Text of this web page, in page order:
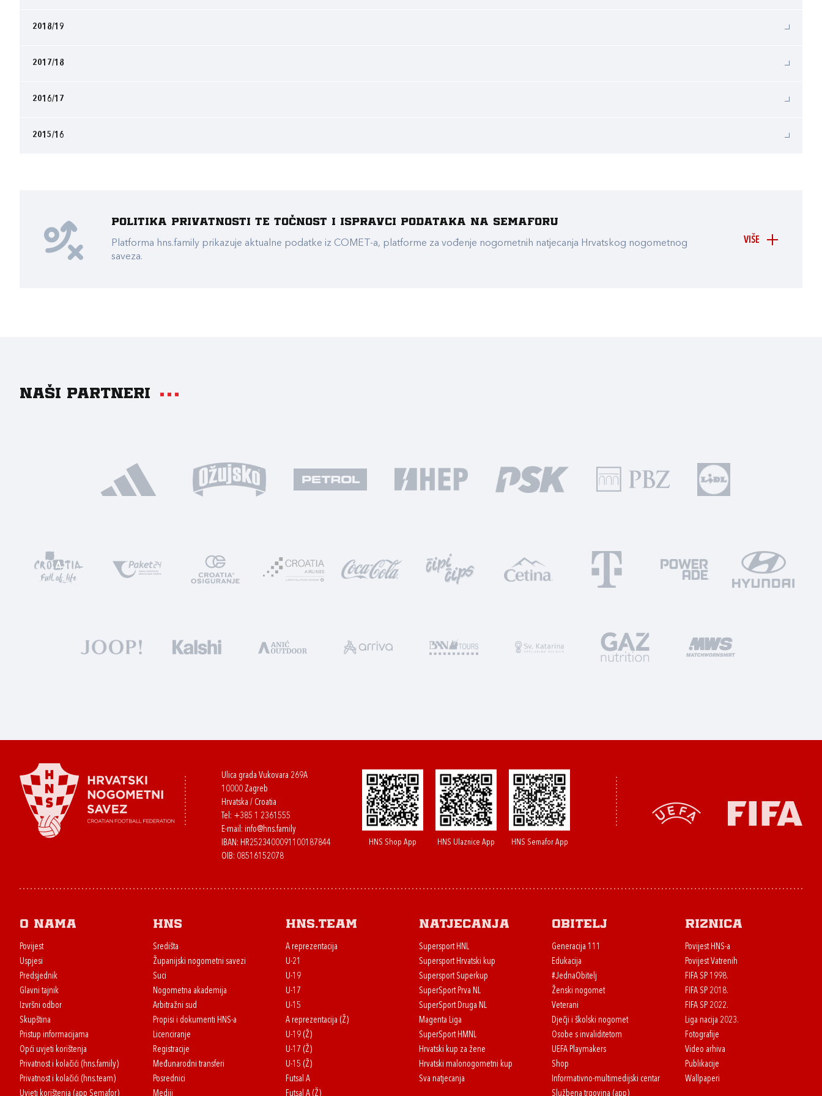
2018/19
2017/18
2016/17
2015/16
VIŠE
Politika privatnosti te točnost i ispravci podataka na Semaforu
Platforma hns.family prikazuje aktualne podatke iz COMET-a, platforme za vođenje nogometnih natjecanja Hrvatskog nogometnog
saveza.
Naši partneri
Ulica grada Vukovara 269A
10000 Zagreb
Hrvatska / Croatia
Tel: +385 1 2361555
E-mail: info@hns.family
IBAN: HR2523400091100187844
OIB: 08516152078
HNS Shop App HNS Ulaznice App HNS Semafor App
O nama
Povijest
Uspjesi
Predsjednik
Glavni tajnik
Izvršni odbor
Skupština
Pristup informacijama
Opći uvjeti korištenja
Privatnost i kolačići (hns.family)
Privatnost i kolačići (hns.team)
Uvjeti korištenja (app Semafor)
HNS
Središta
Županijski nogometni savezi
Suci
Nogometna akademija
Arbitražni sud
Propisi i dokumenti HNS-a
Licenciranje
Registracije
Međunarodni transferi
Posrednici
Mediji
HNS.team
A reprezentacija
U-21
U-19
U-17
U-15
A reprezentacija (Ž)
U-19 (Ž)
U-17 (Ž)
U-15 (Ž)
Futsal A
Futsal A (Ž)
Natjecanja
Supersport HNL
Supersport Hrvatski kup
Supersport Superkup
SuperSport Prva NL
SuperSport Druga NL
Magenta Liga
SuperSport HMNL
Hrvatski kup za žene
Hrvatski malonogometni kup
Sva natjecanja
Obitelj
Generacija 111
Edukacija
#JednaObitelj
Ženski nogomet
Veterani
Dječji i školski nogomet
Osobe s invaliditetom
UEFA Playmakers
Shop
Informativno-multimedijski centar
Službena trgovina (app)
Riznica
Povijest HNS-a
Povijest Vatrenih
FIFA SP 1998.
FIFA SP 2018.
FIFA SP 2022.
Liga nacija 2023.
Fotografije
Video arhiva
Publikacije
Wallpaperi